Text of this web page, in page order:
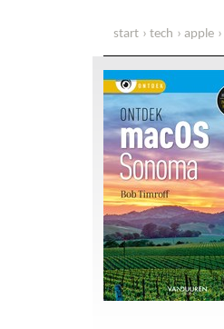
start tech apple